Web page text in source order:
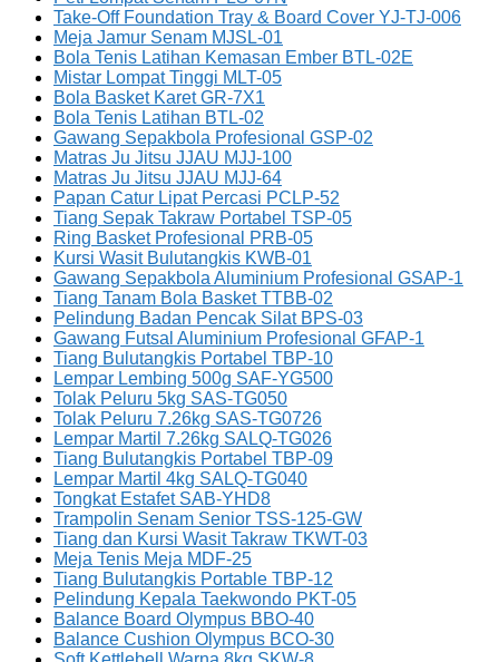
Take-Off Foundation Tray & Board Cover YJ-TJ-006
Meja Jamur Senam MJSL-01
Bola Tenis Latihan Kemasan Ember BTL-02E
Mistar Lompat Tinggi MLT-05
Bola Basket Karet GR-7X1
Bola Tenis Latihan BTL-02
Gawang Sepakbola Profesional GSP-02
Matras Ju Jitsu JJAU MJJ-100
Matras Ju Jitsu JJAU MJJ-64
Papan Catur Lipat Percasi PCLP-52
Tiang Sepak Takraw Portabel TSP-05
Ring Basket Profesional PRB-05
Kursi Wasit Bulutangkis KWB-01
Gawang Sepakbola Aluminium Profesional GSAP-1
Tiang Tanam Bola Basket TTBB-02
Pelindung Badan Pencak Silat BPS-03
Gawang Futsal Aluminium Profesional GFAP-1
Tiang Bulutangkis Portabel TBP-10
Lempar Lembing 500g SAF-YG500
Tolak Peluru 5kg SAS-TG050
Tolak Peluru 7.26kg SAS-TG0726
Lempar Martil 7.26kg SALQ-TG026
Tiang Bulutangkis Portabel TBP-09
Lempar Martil 4kg SALQ-TG040
Tongkat Estafet SAB-YHD8
Trampolin Senam Senior TSS-125-GW
Tiang dan Kursi Wasit Takraw TKWT-03
Meja Tenis Meja MDF-25
Tiang Bulutangkis Portable TBP-12
Pelindung Kepala Taekwondo PKT-05
Balance Board Olympus BBO-40
Balance Cushion Olympus BCO-30